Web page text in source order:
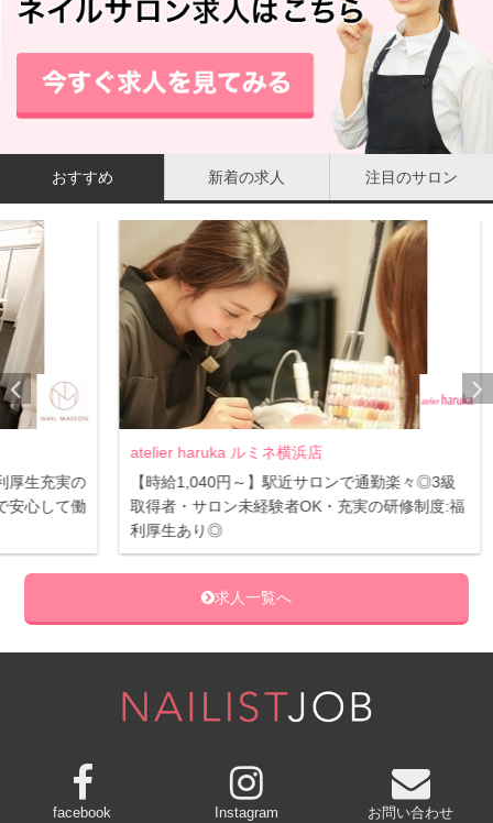
おすすめ 新着の求人 注目のサロン
の
働
atelier haruka ルミネ横浜店
【時給1,040円～】駅近サロンで通勤楽々◎3級
取得者・サロン未経験者OK・充実の研修制度:福
利厚生あり◎
え
求人一覧へ
facebook Instagram お問い合わせ